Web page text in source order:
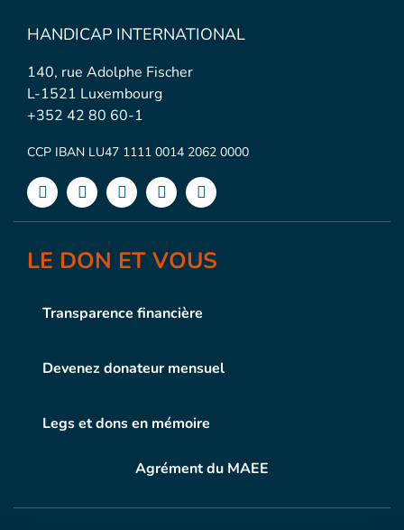
HANDICAP INTERNATIONAL
140, rue Adolphe Fischer
L-1521 Luxembourg
+352 42 80 60-1
CCP IBAN LU47 1111 0014 2062 0000
LE DON ET VOUS
Transparence financière
Devenez donateur mensuel
Legs et dons en mémoire
Agrément du MAEE